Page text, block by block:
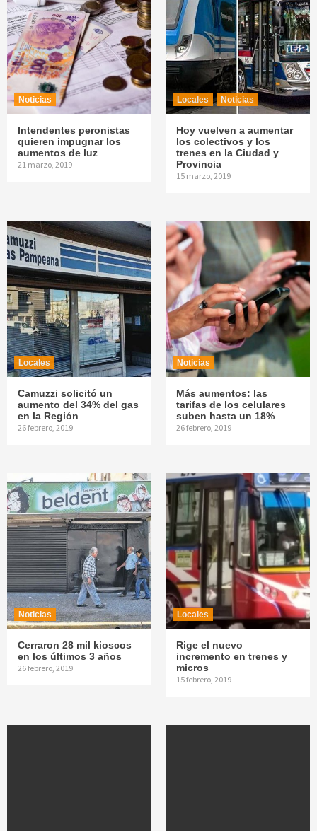
Noticias
Intendentes peronistas
quieren impugnar los
aumentos de luz
21 marzo, 2019
Locales Noticias
Hoy vuelven a aumentar
los colectivos y los
trenes en la Ciudad y
Provincia
15 marzo, 2019
Locales
Camuzzi solicitó un
aumento del 34% del gas
en la Región
26 febrero, 2019
Noticias
Más aumentos: las
tarifas de los celulares
suben hasta un 18%
26 febrero, 2019
Noticias
Cerraron 28 mil kioscos
en los últimos 3 años
26 febrero, 2019
Locales
Rige el nuevo
incremento en trenes y
micros
15 febrero, 2019